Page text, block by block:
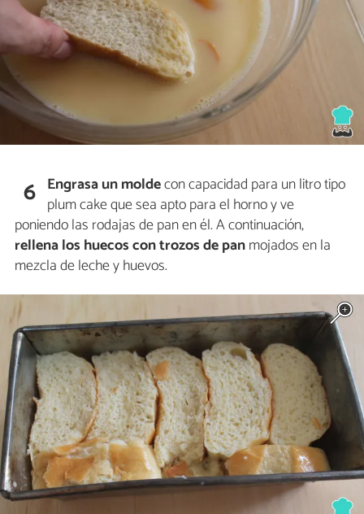
6 Engrasa un moldecon capacidad para un litro tipo
plum cake que sea apto para el horno y ve
poniendo las rodajas de pan en él. A continuación,
rellena los huecos con trozos de panmojados en la
mezcla de leche y huevos.